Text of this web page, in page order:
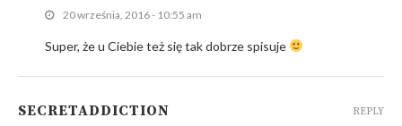
20 września, 2016 - 10:55 am
Super, że u Ciebie też się tak dobrze spisuje
SECRETADDICTION REPLY